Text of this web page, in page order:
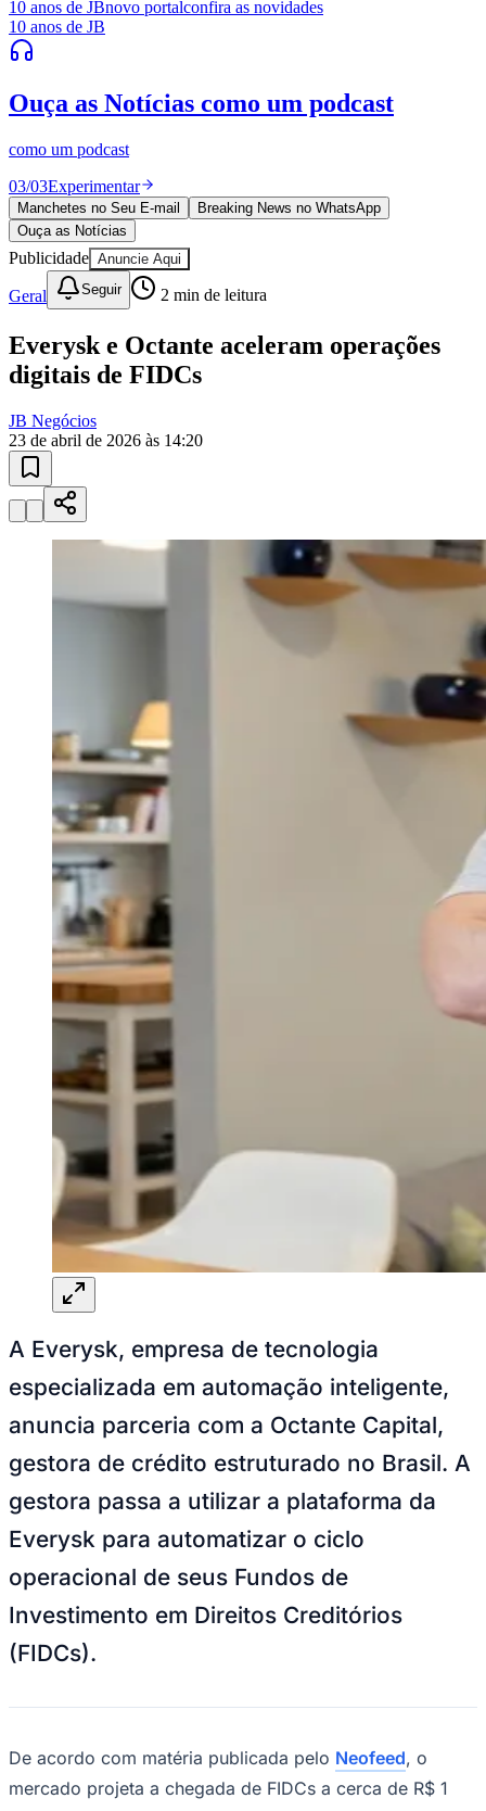
Juventude
Goiás
10 anos de JB
10 anos de JB
Manchetes no Seu E-mail todo dia de
manhã
Receba as notícias mais importantes resumidas em 3 minutos. Grátis,
Assinar grátis
Manchetes no Seu E-mail
Ouça as Notícias
Publicidade Anuncie Aqui
Seguir 2
Everysk e Octante aceleram operações
digitais de FIDCs
JB Negócios
23 de abril de 2026 às 14:20